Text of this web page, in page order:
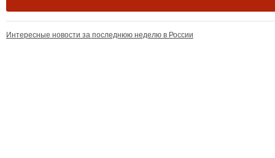
Интересные новости за последнюю неделю в России